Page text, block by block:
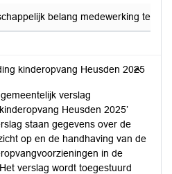
belang medewerking te
kinderopvang Heusden 2025
verslag
Heusden 2025’
staan gegevens over de
op en de handhaving van de
in de
verslag wordt toegestuurd